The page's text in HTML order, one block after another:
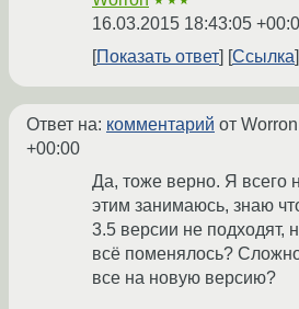
16.03.2015 18:43:05
Показать ответ
Ссылка
Ответ на: комментарий от Worron
+00:00
Да, тоже верно. Я всего
этим занимаюсь, знаю
3.5 версии не подходят,
всё поменялось?
все на новую версию?